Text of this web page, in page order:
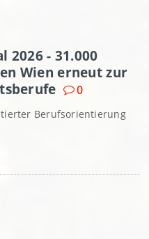
2026 - 31.000
Wien erneut zur
0
Berufsorientierung